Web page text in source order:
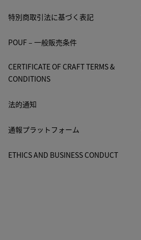
特別商取引法に基づく表記
POUF – 一般販売条件
CERTIFICATE OF CRAFT TERMS &
CONDITIONS
法的通知
通報プラットフォーム
ETHICS AND BUSINESS CONDUCT